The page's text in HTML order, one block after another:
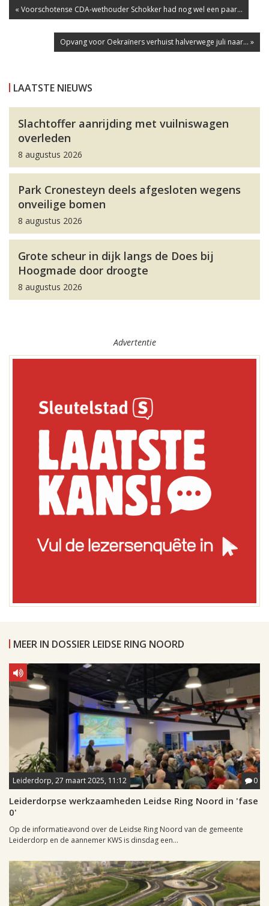
« Voorschotense CDA-wethouder Schokker had nog wel een paar...
Opvang voor Oekraïners verhuist halverwege juli naar... »
LAATSTE NIEUWS
Slachtoffer aanrijding met vuilniswagen
overleden
8 augustus 2026
Park Cronesteyn deels afgesloten wegens
onveilige bomen
8 augustus 2026
Grote scheur in dijk langs de Does bij
Hoogmade door droogte
8 augustus 2026
Advertentie
MEER IN DOSSIER LEIDSE RING NOORD
Leiderdorp, 27 maart 2025, 11:12 0
Leiderdorpse werkzaamheden Leidse Ring Noord in 'fase
0'
Op de informatieavond over de Leidse Ring Noord van de gemeente
Leiderdorp en de aannemer KWS is dinsdag een...